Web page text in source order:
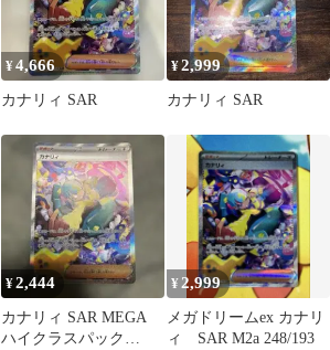
¥4,666
カナリィ SAR
¥2,999
カナリィ SAR
¥2,444
カナリィ SAR MEGA
ハイクラスパック
¥ 2,999
メガドリームex カナリ
ィ SAR M2a 248/193